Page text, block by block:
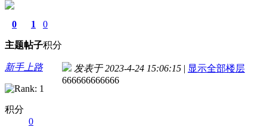
0
主题
1
帖子
0
积分
新手上路
积分
0
发表于 2023-4-24 15:06:15 | 显示全部楼层
666666666666